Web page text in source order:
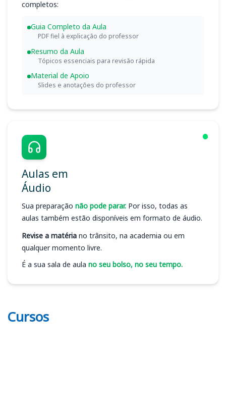
completos:
Guia Completo da Aula
PDF fiel à explicação do professor
Resumo da Aula
Tópicos essenciais para revisão rápida
Material de Apoio
Slides e anotações do professor
Aulas em
Áudio
Sua preparação não pode parar. Por isso, todas as
aulas também estão disponíveis em formato de áudio.
Revise a matéria no trânsito, na academia ou em
qualquer momento livre.
É a sua sala de aula no seu bolso, no seu tempo.
Cursos